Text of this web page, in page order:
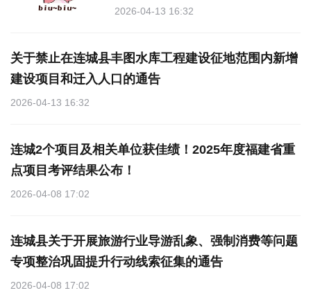
2026-04-13 16:32
关于禁止在连城县丰图水库工程建设征地范围内新增
建设项目和迁入人口的通告
2026-04-13 16:32
连城2个项目及相关单位获佳绩！2025年度福建省重
点项目考评结果公布！
2026-04-08 17:02
连城县关于开展旅游行业导游乱象、强制消费等问题
专项整治巩固提升行动线索征集的通告
2026-04-08 17:02